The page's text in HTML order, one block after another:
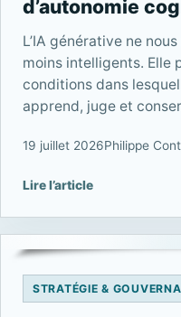
d’autonomie
L’IA générative ne
moins intelligents. Elle
conditions dans
apprend, juge et
19 juillet 2026Philippe
Lire l’article
STRATÉGIE &